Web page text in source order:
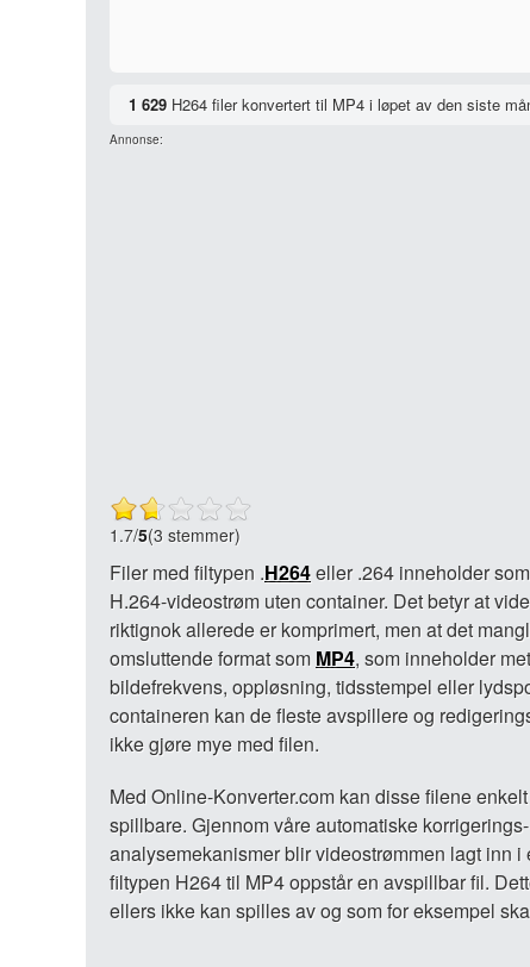
1 629 H264 filer konvertert til MP4 i løpet av den siste
Annonse:
1.7/5(3 stemmer)
Filer med filtypen .H264eller .264 inneholder
H.264-videostrøm uten container. Det betyr at
riktignok allerede er komprimert, men at det
omsluttende format som MP4, som inneholder
bildefrekvens, oppløsning, tidsstempel eller
containeren kan de fleste avspillere og
ikke gjøre mye med filen.
Med Online-Konverter.com kan disse filene
spillbare. Gjennom våre automatiske
analysemekanismer blir videostrømmen lagt inn
filtypen H264 til MP4 oppstår en avspillbar fil.
ellers ikke kan spilles av og som for eksempel